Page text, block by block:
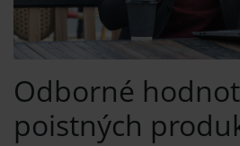
Odborné
poistných